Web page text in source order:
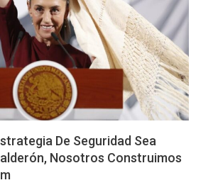
De Seguridad Sea
Nosotros Construimos